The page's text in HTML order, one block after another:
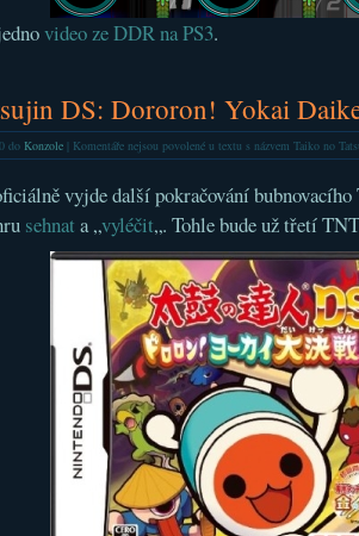
video ze DDR na PS3.
DS: Dororon! Yokai
do Konzole| Komentáře nejsou povolenéu textu s názvem Taiko no
vyjde další pokračování
sehnat a „vyléčit„. Tohle bude už třetí